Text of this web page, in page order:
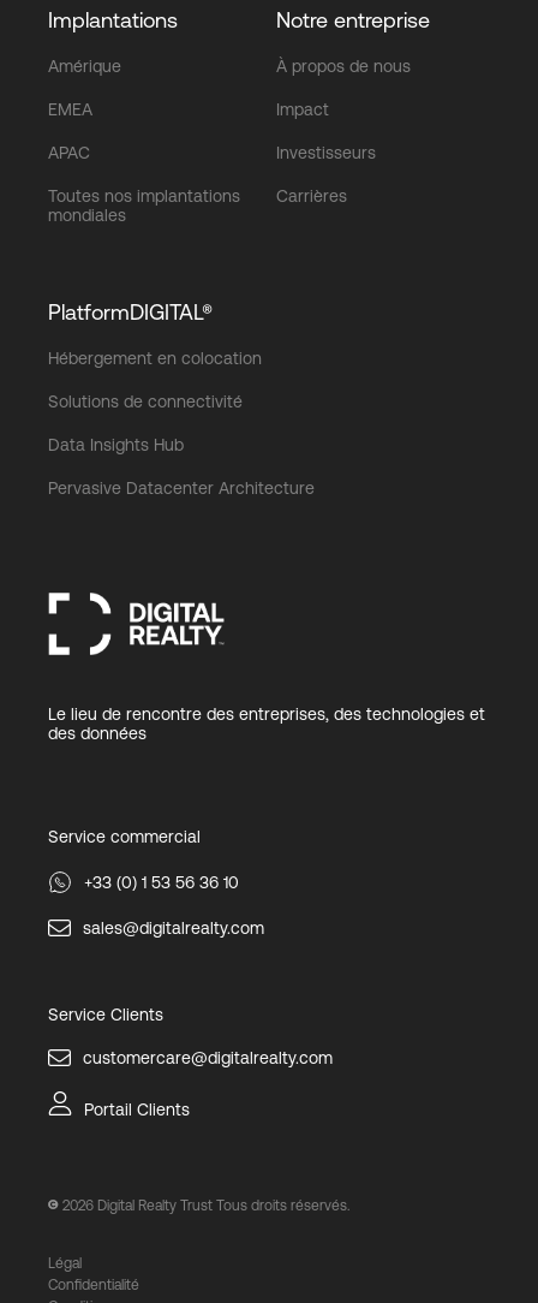
Implantations
Amérique
EMEA
APAC
Toutes nos implantations
mondiales
Notre entreprise
À propos de nous
Impact
Investisseurs
Carrières
PlatformDIGITAL®
Hébergement en colocation
Solutions de connectivité
Data Insights Hub
Pervasive Datacenter Architecture
Le lieu de rencontre des entreprises, des technologies et
des données
Service commercial
+33 (0) 1 53 56 36 10
sales@digitalrealty.com
Service Clients
customercare@digitalrealty.com
Portail Clients
2026 Digital Realty Trust Tous droits réservés.
Légal
Confidentialité